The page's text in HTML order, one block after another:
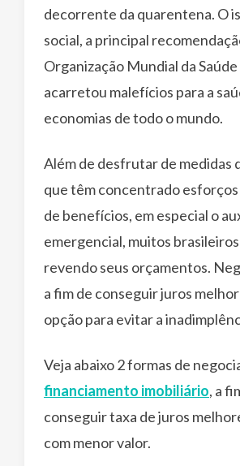
decorrente da quarentena. O
social, a principal
Organização Mundial da Saúde
acarretou malefícios para a
economias de todo o mundo.
Além de desfrutar de medidas
que têm concentrado
de benefícios, em especial o
emergencial, muitos
revendo seus orçamentos.
a fim de conseguir juros
opção para evitar a
Veja abaixo 2 formas de
financiamento imobiliário, a
conseguir taxa de juros
com menor valor.